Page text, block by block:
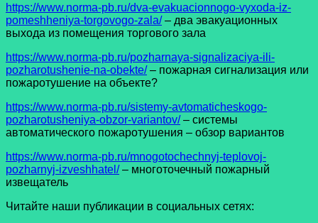
https://www.norma-pb.ru/dva-evakuacionnogo-vyxoda-iz-
pomeshheniya-torgovogo-zala/– два эвакуационных
выхода из помещения торгового зала
https://www.norma-pb.ru/pozharnaya-signalizaciya-ili-
pozharotushenie-na-obekte/– пожарная сигнализация или
пожаротушение на объекте?
https://www.norma-pb.ru/sistemy-avtomaticheskogo-
pozharotusheniya-obzor-variantov/– системы
автоматического пожаротушения – обзор вариантов
https://www.norma-pb.ru/mnogotochechnyj-teplovoj-
pozharnyj-izveshhatel/ – многоточечный пожарный
извещатель
Читайте наши публикации в социальных сетях: